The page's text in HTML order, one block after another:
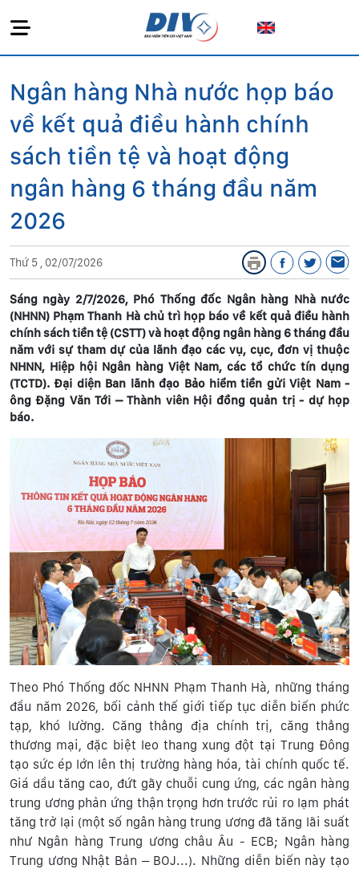
Ngân hàng Nhà nước họp báo
về kết quả điều hành chính
sách tiền tệ và hoạt động
ngân hàng 6 tháng đầu năm
2026
Thứ 5 , 02/07/2026
Sáng ngày 2/7/2026, Phó Thống đốc Ngân hàng Nhà nước
(NHNN) Phạm Thanh Hà chủ trì họp báo về kết quả điều hành
chính sách tiền tệ (CSTT) và hoạt động ngân hàng 6 tháng đầu
năm với sự tham dự của lãnh đạo các vụ, cục, đơn vị thuộc
NHNN, Hiệp hội Ngân hàng Việt Nam, các tổ chức tín dụng
(TCTD). Đại diện Ban lãnh đạo Bảo hiểm tiền gửi Việt Nam -
ông Đặng Văn Tới – Thành viên Hội đồng quản trị - dự họp
báo.
Theo Phó Thống đốc NHNN Phạm Thanh Hà, những tháng
đầu năm 2026, bối cảnh thế giới tiếp tục diễn biến phức
tạp, khó lường. Căng thẳng địa chính trị, căng thẳng
thương mại, đặc biệt leo thang xung đột tại Trung Đông
tạo sức ép lớn lên thị trường hàng hóa, tài chính quốc tế.
Giá dầu tăng cao, đứt gãy chuỗi cung ứng, các ngân hàng
trung ương phản ứng thận trọng hơn trước rủi ro lạm phát
tăng trở lại (một số ngân hàng trung ương đã tăng lãi suất
như Ngân hàng Trung ương châu Âu - ECB; Ngân hàng
Trung ương Nhật Bản – BOJ...). Những diễn biến này tạo